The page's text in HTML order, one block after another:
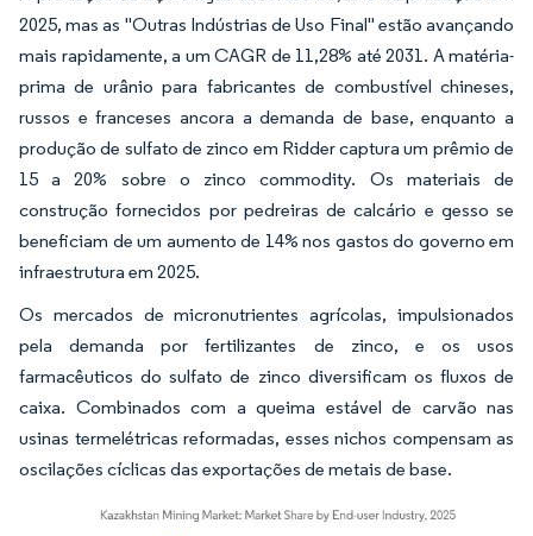
2025, mas as "Outras Indústrias de Uso Final" estão avançando
mais rapidamente, a um CAGR de 11,28% até 2031. A matéria-
prima de urânio para fabricantes de combustível chineses,
russos e franceses ancora a demanda de base, enquanto a
produção de sulfato de zinco em Ridder captura um prêmio de
15 a 20% sobre o zinco commodity. Os materiais de
construção fornecidos por pedreiras de calcário e gesso se
beneficiam de um aumento de 14% nos gastos do governo em
infraestrutura em 2025.
Os mercados de micronutrientes agrícolas, impulsionados
pela demanda por fertilizantes de zinco, e os usos
farmacêuticos do sulfato de zinco diversificam os fluxos de
caixa. Combinados com a queima estável de carvão nas
usinas termelétricas reformadas, esses nichos compensam as
oscilações cíclicas das exportações de metais de base.